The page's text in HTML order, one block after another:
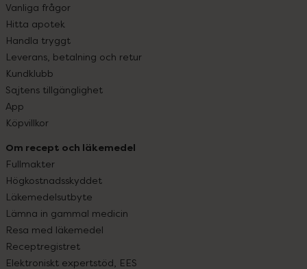
Vanliga frågor
Hitta apotek
Handla tryggt
Leverans, betalning och retur
Kundklubb
Sajtens tillgänglighet
App
Köpvillkor
Om recept och läkemedel
Fullmakter
Högkostnadsskyddet
Läkemedelsutbyte
Lämna in gammal medicin
Resa med läkemedel
Receptregistret
Elektroniskt expertstöd, EES